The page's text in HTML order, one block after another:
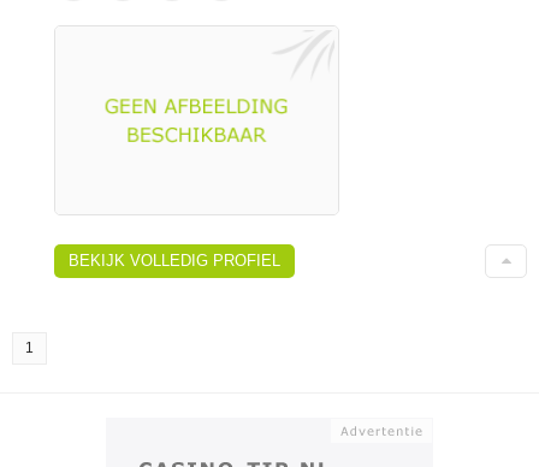
BEKIJK VOLLEDIG PROFIEL
1